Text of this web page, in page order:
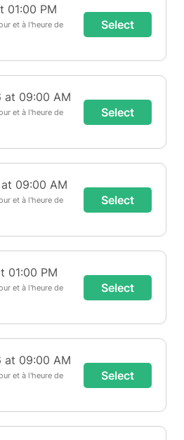
01:00 PM
et à l'heure de
Select
at 09:00 AM
et à l'heure de
Select
09:00 AM
et à l'heure de
Select
01:00 PM
et à l'heure de
Select
at 09:00 AM
et à l'heure de
Select